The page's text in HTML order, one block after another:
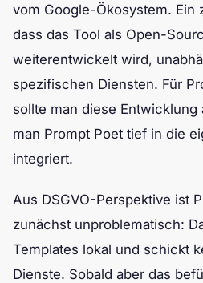
vom Google-Ökosystem. Ein
dass das Tool als Open-
weiterentwickelt wird,
spezifischen Diensten. Für
sollte man diese
man Prompt Poet tief in die
integriert.
Aus DSGVO-Perspektive ist
zunächst unproblematisch:
Templates lokal und schickt
Dienste. Sobald aber das